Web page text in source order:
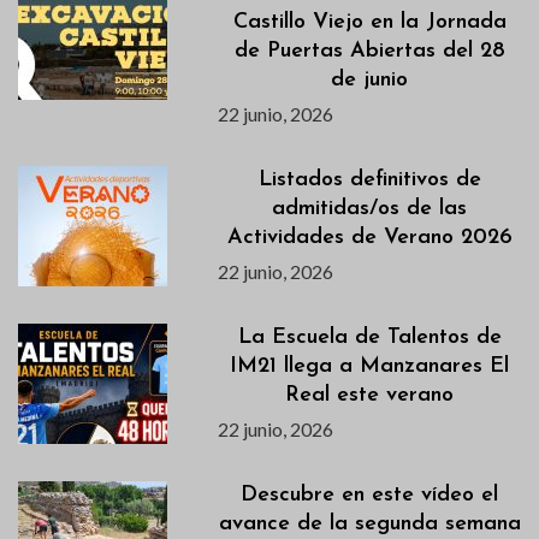
Castillo Viejo en la Jornada
de Puertas Abiertas del 28
de junio
22 junio, 2026
Listados definitivos de
admitidas/os de las
Actividades de Verano 2026
22 junio, 2026
La Escuela de Talentos de
IM21 llega a Manzanares El
Real este verano
22 junio, 2026
Descubre en este vídeo el
avance de la segunda semana